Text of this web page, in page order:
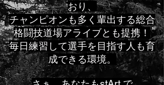
おり、
チャンピオンも多く輩出する総合
格闘技道場アライブとも提携！
毎日練習して選手を目指す人も育
成できる環境。